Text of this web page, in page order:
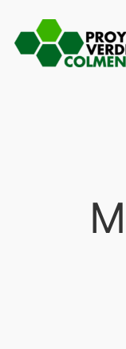
Saltar
al
contenido